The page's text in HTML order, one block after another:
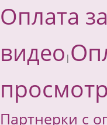
Оплата
видео |
Партнерки с